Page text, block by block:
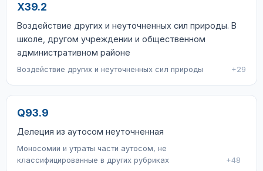
X39.2
Воздействие других и неуточненных сил природы. В
школе, другом учреждении и общественном
административном районе
Воздействие других и неуточненных сил природы +29
Q93.9
Делеция из аутосом неуточненная
Моносомии и утраты части аутосом, не
классифицированные в других рубриках
+48